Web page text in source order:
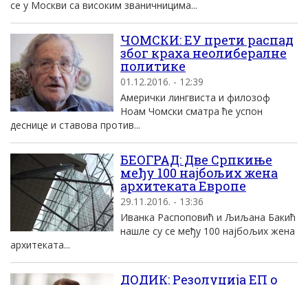
се у Москви са високим званичницима...
ЧОМСКИ: ЕУ прети распад
због краха неолибералне
политике
01.12.2016. - 12:39
Амерички лингвиста и филозоф
Ноам Чомски сматра ће успон
деснице и ставова против...
БЕОГРАД: Две Српкиње
међу 100 најбољих жена
архитеката Европе
29.11.2016. - 13:36
Иванка Распоповић и Љиљана Бакић
нашле су се међу 100 најбољих жена
архитеката...
ДОДИК: Резолуција ЕП о